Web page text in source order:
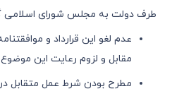
طرف دولت به مجلس شورای اسلامی
عدم لغو این قرارداد و
مقابل و لزوم رعایت این
مطرح بودن شرط عمل متقابل در